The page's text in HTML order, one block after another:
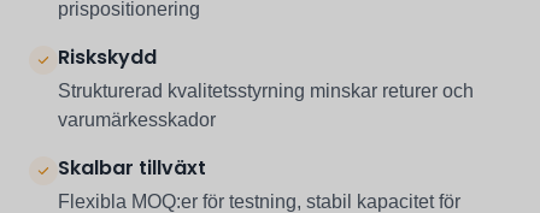
prispositionering
Riskskydd
Strukturerad kvalitetsstyrning minskar returer och
varumärkesskador
Skalbar tillväxt
Flexibla MOQ:er för testning, stabil kapacitet för